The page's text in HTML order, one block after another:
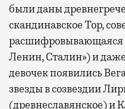
были даны
скандинавское Тор,
расшифровывающаяся
Ленин, Сталин») и
девочек появились
звезды в созвездии
(древнеславянское) и